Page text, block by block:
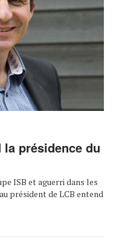
présidence du
ISB et aguerri dans les
président de LCB entend